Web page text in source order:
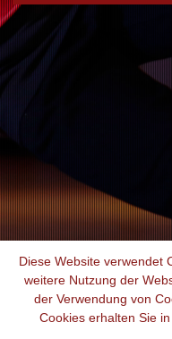
Diese Website verwendet
weitere Nutzung der
der Verwendung von
Cookies erhalten Sie